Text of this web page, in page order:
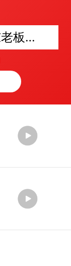
游客一句菜太咸 山东老板全额退款